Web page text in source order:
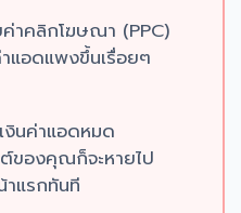
าคลิกโฆษณา (PPC)
แอดแพงขึ้นเรื่อยๆ
งินค่าแอดหมด
ต์ของคุณก็จะหายไป
าแรกทันที